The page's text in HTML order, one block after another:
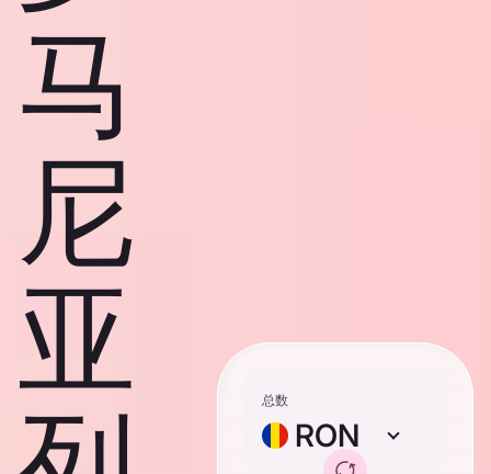
马
尼
亚
总数
RON